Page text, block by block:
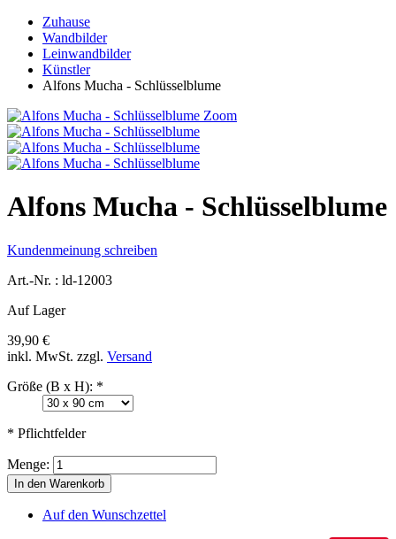
Zuhause
Wandbilder
Leinwandbilder
Künstler
Alfons Mucha - Schlüsselblume
Zoom
Alfons Mucha - Schlüsselblume
Kundenmeinung schreiben
Art.-Nr. : ld-12003
Auf Lager
39,90 €
inkl. MwSt. zzgl. Versand
Größe (B x H): *
* Pflichtfelder
Menge:
In den Warenkorb
Auf den Wunschzettel